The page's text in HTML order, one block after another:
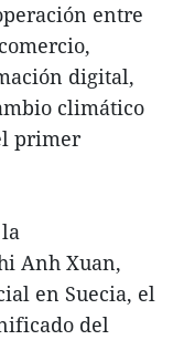
entre
digital,
climático
primer
Anh Xuan,
en Suecia, el
del